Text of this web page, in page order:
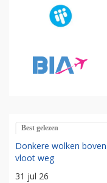
Best gelezen
Donkere wolken
vloot weg
31 jul 26